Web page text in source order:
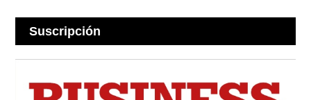
Suscripción